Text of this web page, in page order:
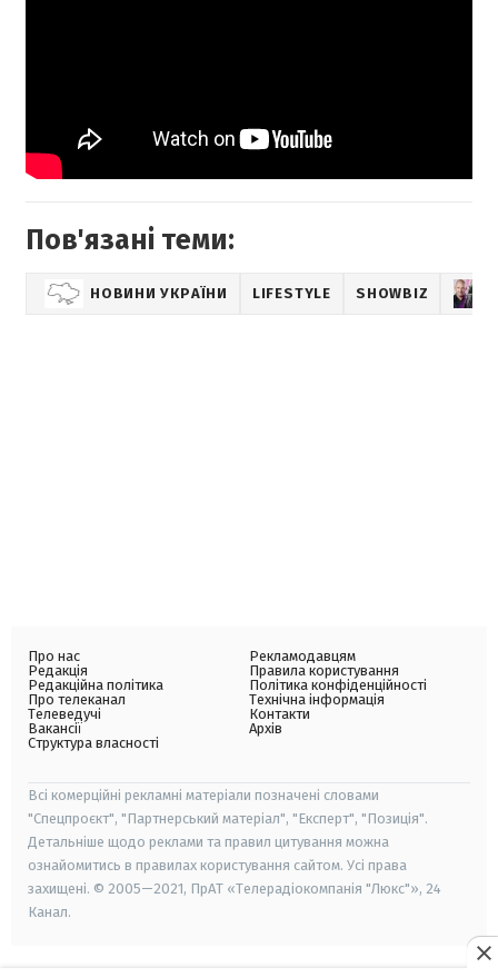
Пов'язані теми:
НОВИНИ УКРАЇНИ LIFESTYLE SHOWBIZ
Про нас
Редакція
Редакційна політика
Про телеканал
Телеведучі
Вакансії
Структура власності
Рекламодавцям
Правила користування
Політика конфіденційності
Технічна інформація
Контакти
Архів
Всі комерційні рекламні матеріали позначені словами
"Спецпроєкт", "Партнерський матеріал", "Експерт", "Позиція".
Детальніше щодо реклами та правил цитування можна
ознайомитись в правилах користування сайтом. Усі права
захищені. © 2005—2021, ПрАТ «Телерадіокомпанія "Люкс"», 24
Канал.